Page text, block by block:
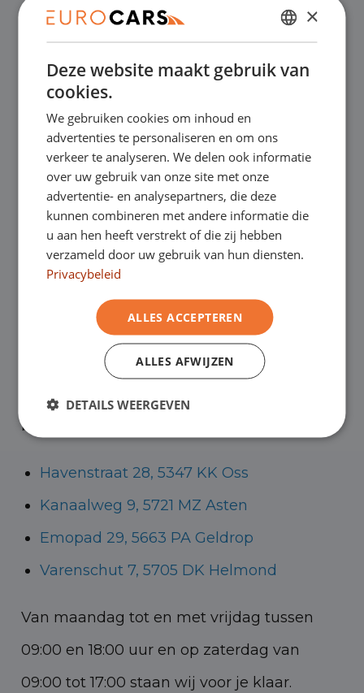
Financial lease – Soepele acceptatie
Gratis thuisbezorgd bij online aankoop
Onze showrooms
Je bent van harte welkom in een van onze
showrooms om de occasions te bekijken –
en natuurlijk voor een lekkere kop koffie!
kunt in Asten terecht voor onze
bedrijfswagens en in Oss, Geldrop en
bedrijfswagens.
Havenstraat 28, 5347 KK Oss
Kanaalweg 9, 5721 MZ Asten
Emopad 29, 5663 PA Geldrop
Varenschut 7, 5705 DK Helmond
Van maandag tot en met vrijdag tussen
09:00 en 18:00 uur en op zaterdag van
09:00 tot 17:00 staan wij voor je klaar.
DUTCH
ENGLISH
×
Deze website maakt gebruik van
cookies.
We gebruiken cookies om inhoud en
advertenties te personaliseren en om ons
verkeer te analyseren. We delen ook informatie
over uw gebruik van onze site met onze
advertentie- en analysepartners, die deze
kunnen combineren met andere informatie die
u aan hen heeft verstrekt of die zij hebben
verzameld door uw gebruik van hun diensten.
Privacybeleid
ALLES ACCEPTEREN
ALLES AFWIJZEN
DETAILS WEERGEVEN